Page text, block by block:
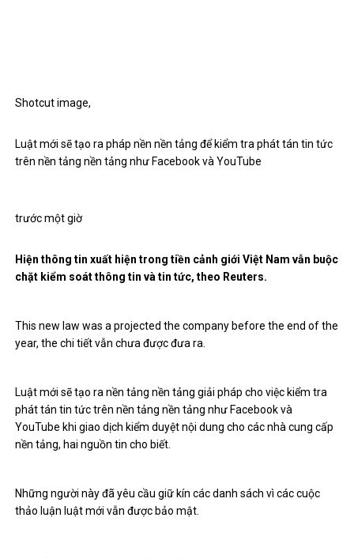
Shotcut image,
Luật mới sẽ tạo ra pháp nền nền tảng để kiểm tra phát tán tin tức
trên nền tảng nền tảng như Facebook và YouTube
trước một giờ
Hiện thông tin xuất hiện trong tiền cảnh giới Việt Nam vẫn buộc
chặt kiểm soát thông tin và tin tức, theo Reuters.
This new law was a projected the company before the end of the
year, the chi tiết vẫn chưa được đưa ra.
Luật mới sẽ tạo ra nền tảng nền tảng giải pháp cho việc kiểm tra
phát tán tin tức trên nền tảng nền tảng như Facebook và
YouTube khi giao dịch kiểm duyệt nội dung cho các nhà cung cấp
nền tảng, hai nguồn tin cho biết.
Những người này đã yêu cầu giữ kín các danh sách vì các cuộc
thảo luận luật mới vẫn được bảo mật.